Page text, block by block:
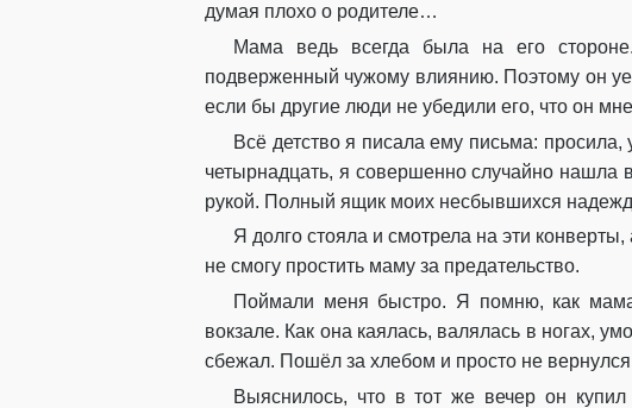
думая плохо о родителе…
Мама ведь всегда была на его
подверженный чужому влиянию. Поэтому он
если бы другие люди не убедили его, что он
Всё детство я писала ему письма:
четырнадцать, я совершенно случайно
рукой. Полный ящик моих несбывшихся
Я долго стояла и смотрела на эти
не смогу простить маму за предательство.
Поймали меня быстро. Я помню, как
вокзале. Как она каялась, валялась в ногах,
сбежал. Пошёл за хлебом и просто не
Выяснилось, что в тот же вечер он